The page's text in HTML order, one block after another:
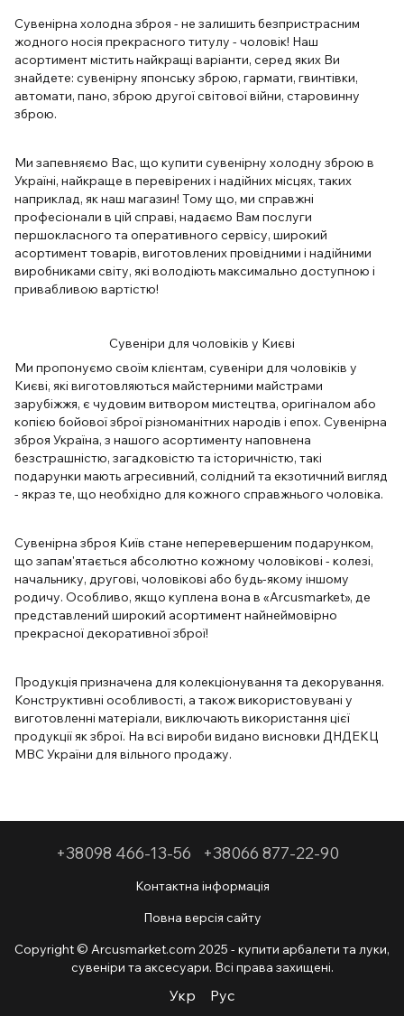
Сувенірна холодна зброя - не залишить безпристрасним
жодного носія прекрасного титулу - чоловік! Наш
асортимент містить найкращі варіанти, серед яких Ви
знайдете: сувенірну японську зброю, гармати, гвинтівки,
автомати, пано, зброю другої світової війни, старовинну
зброю.
Ми запевняємо Вас, що купити сувенірну холодну зброю в
Україні, найкраще в перевірених і надійних місцях, таких
наприклад, як наш магазин! Тому що, ми справжні
професіонали в цій справі, надаємо Вам послуги
першокласного та оперативного сервісу, широкий
асортимент товарів, виготовлених провідними і надійними
виробниками світу, які володіють максимально доступною і
привабливою вартістю!
Сувеніри для чоловіків у Києві
Ми пропонуємо своїм клієнтам, сувеніри для чоловіків у
Києві, які виготовляються майстерними майстрами
зарубіжжя, є чудовим витвором мистецтва, оригіналом або
копією бойової зброї різноманітних народів і епох. Сувенірна
зброя Україна, з нашого асортименту наповнена
безстрашністю, загадковістю та історичністю, такі
подарунки мають агресивний, солідний та екзотичний вигляд
- якраз те, що необхідно для кожного справжнього чоловіка.
Сувенірна зброя Київ стане неперевершеним подарунком,
що запам'ятається абсолютно кожному чоловікові - колезі,
начальнику, другові, чоловікові або будь-якому іншому
родичу. Особливо, якщо куплена вона в «Arcusmarket», де
представлений широкий асортимент найнеймовірно
прекрасної декоративної зброї!
Продукція призначена для колекціонування та декорування.
Конструктивні особливості, а також використовувані у
виготовленні матеріали, виключають використання цієї
продукції як зброї. На всі вироби видано висновки ДНДЕКЦ
МВС України для вільного продажу.
+38098 466-13-56 +38066 877-22-90
Контактна інформація
Повна версія сайту
Copyright © Arcusmarket.com 2025 - купити арбалети та луки,
сувеніри та аксесуари. Всі права захищені.
Укр Рус